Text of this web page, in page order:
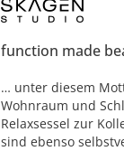
function made
… unter diesem
Wohnraum und
Relaxsessel zur
sind ebenso